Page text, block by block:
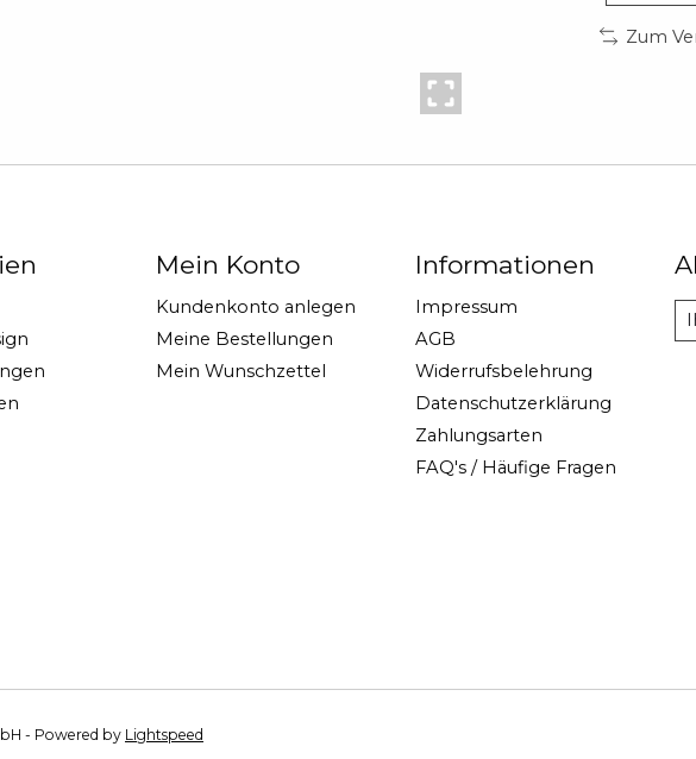
Zum
Mein Konto
Kundenkonto anlegen
Meine Bestellungen
Mein Wunschzettel
Informationen
Impressum
AGB
Widerrufsbelehrung
Datenschutzerklärung
Zahlungsarten
FAQ's / Häufige Fragen
- Powered by Lightspeed